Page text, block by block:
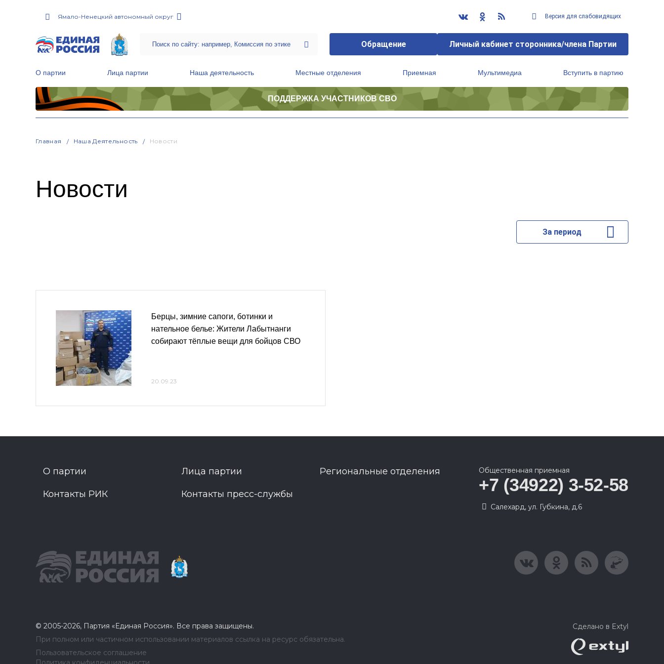
Ямало-Ненецкий автономный округ Версия для слабовидящих
Обращение Личный кабинет сторонника/члена Партии
О партии Лица партии Наша деятельность Местные отделения Приемная Мультимедиа Вступить в партию
ПОДДЕРЖКА УЧАСТНИКОВ СВО
Главная Наша Деятельность Новости
Новости
За период
Берцы, зимние сапоги, ботинки и
нательное белье: Жители Лабытнанги
собирают тёплые вещи для бойцов СВО
20.09.23
О партии Лица партии Региональные отделения
Контакты РИК Контакты пресс-службы
Общественная приемная
+7 (34922) 3-52-58
Салехард, ул. Губкина, д.6
© 2005-2026, Партия «Единая Россия». Все права защищены.
При полном или частичном использовании материалов ссылка на ресурс обязательна.
Пользовательское соглашение
Сделано в Extyl